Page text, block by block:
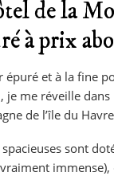
de la
à prix
épuré et à la fine
je me réveille
de l’île du
sont
immense),